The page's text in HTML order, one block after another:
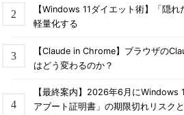
【Windows 11ダイエット術】「隠
軽量化する
【Claude in Chrome】ブラウザの
はどう変わるのか？
【最終案内】2026年6月に
アブート証明書」の期限切れリスク